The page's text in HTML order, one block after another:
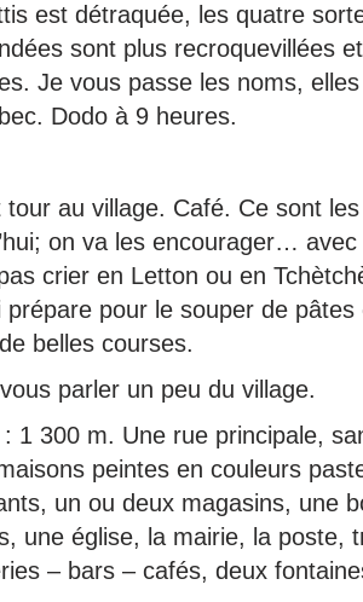
est détraquée, les quatre
sont plus recroquevillées
Je vous passe les noms,
Dodo à 9 heures.
tour au village. Café. Ce sont
on va les encourager… avec
crier en Letton ou en
prépare pour le souper de
belles courses.
parler un peu du village.
1 300 m. Une rue principale,
peintes en couleurs
un ou deux magasins, une
une église, la mairie, la poste,
– bars – cafés, deux